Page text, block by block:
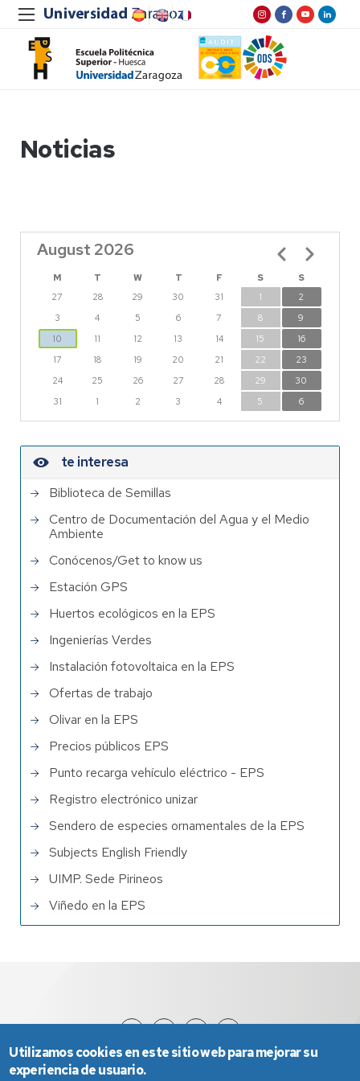
Noticias
August 2026
M T W T F S
S
27
28 29 30 31 1
2
3
4 5 6 7 8
9
10
11 12 13 14 15
16
17
18 19 20 21 22
23
24
25 26 27 28 29
30
31
1 2 3 4 5 6
Pagination
te interesa
Biblioteca de Semillas
Centro de Documentación del Agua y el Medio
Ambiente
Conócenos/Get to know us
Estación GPS
Huertos ecológicos en la EPS
Ingenierías Verdes
Instalación fotovoltaica en la EPS
Ofertas de trabajo
Olivar en la EPS
Precios públicos EPS
Punto recarga vehículo eléctrico - EPS
Registro electrónico unizar
Sendero de especies ornamentales de la EPS
Subjects English Friendly
UIMP. Sede Pirineos
Viñedo en la EPS
Utilizamos cookies en este sitio web para mejorar su
experiencia de usuario.